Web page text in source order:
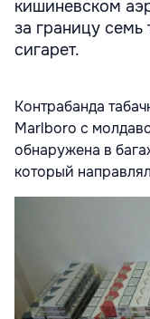
кишиневском
за границу семь
сигарет.
Контрабанда
Marlboro с
обнаружена в
который